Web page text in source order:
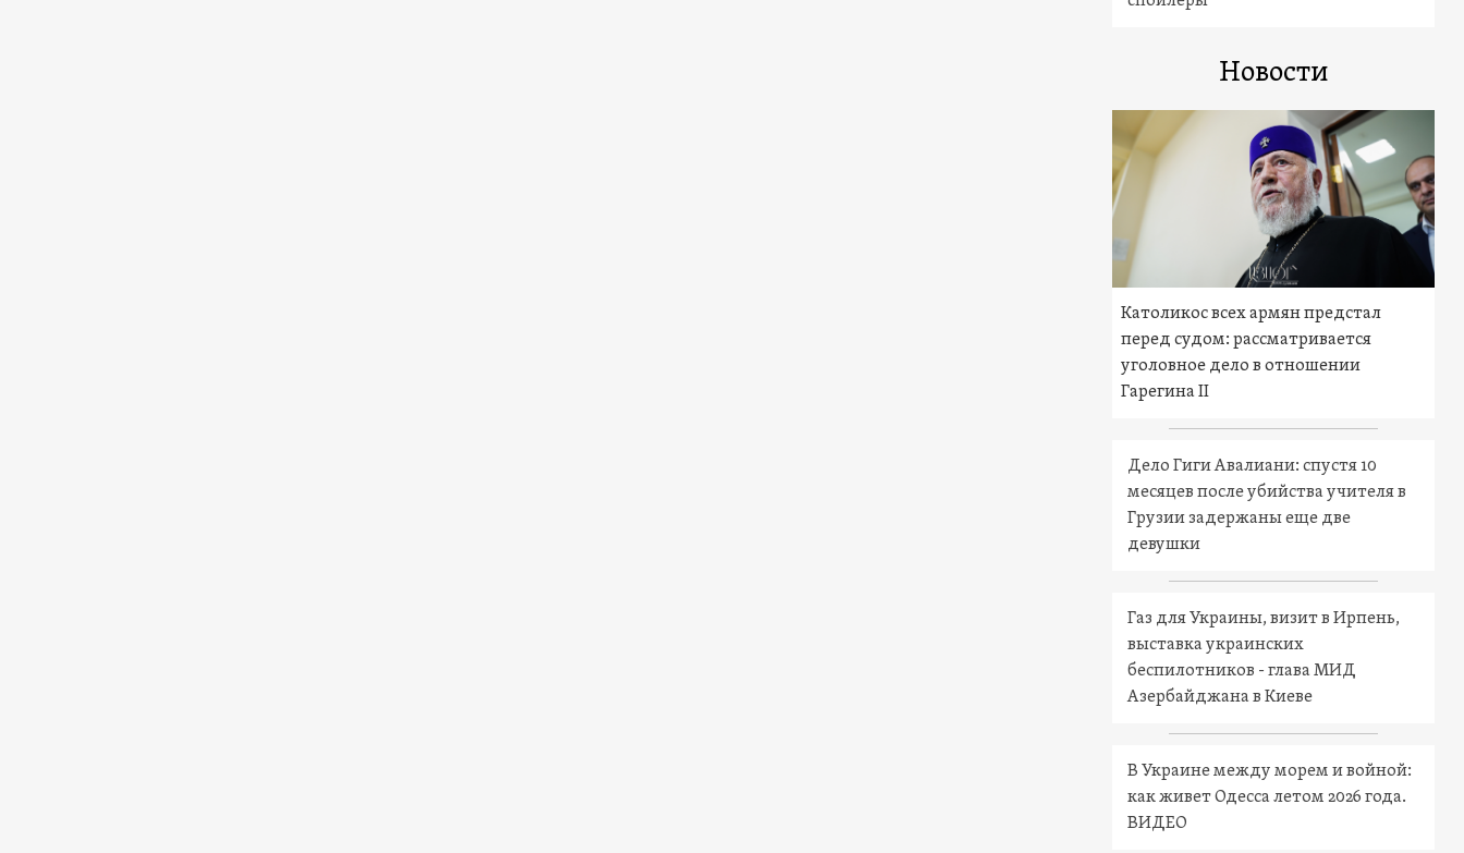
Новости
Католикос всех армян предстал
перед судом: рассматривается
уголовное дело в отношении
Гарегина II
Дело Гиги Авалиани: спустя 10
месяцев после убийства учителя в
Грузии задержаны еще две
девушки
Газ для Украины, визит в Ирпень,
выставка украинских
беспилотников - глава МИД
Азербайджана в Киеве
В Украине между морем и войной:
как живет Одесса летом 2026 года.
ВИДЕО